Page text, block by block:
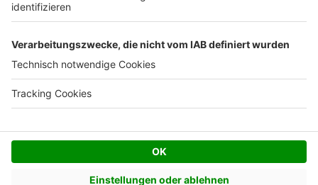
© AVIV Germany GmbH - 2026
Facebook
Twitter